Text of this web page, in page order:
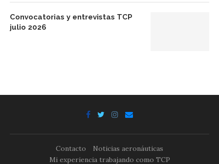
Convocatorias y entrevistas TCP
julio 2026
Contacto
Noticias aeronáuticas
Mi experiencia trabajando como TCP